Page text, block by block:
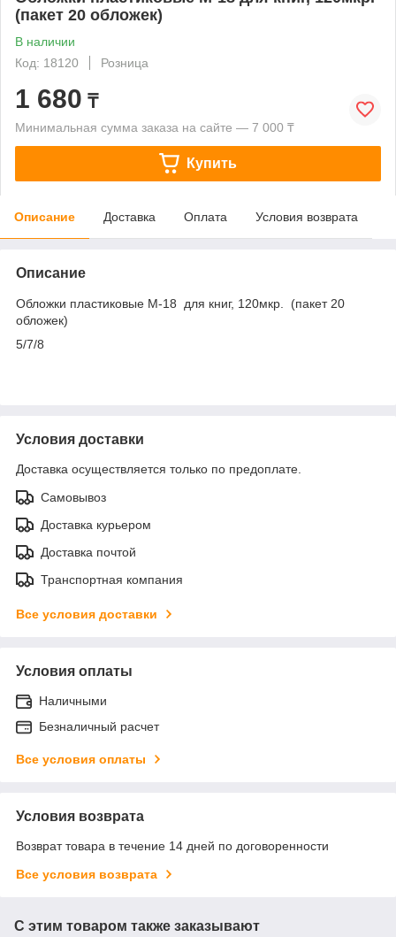
(пакет 20 обложек)
В наличии
Код: 18120
Розница
1 680 ₸
Минимальная сумма заказа на сайте — 7 000 ₸
Купить
Описание Доставка Оплата Условия возврата
Описание
Обложки пластиковые M-18 для книг, 120мкр. (пакет 20
обложек)
5/7/8
Условия доставки
Доставка осуществляется только по предоплате.
Самовывоз
Доставка курьером
Доставка почтой
Транспортная компания
Все условия доставки
Условия оплаты
Наличными
Безналичный расчет
Все условия оплаты
Условия возврата
Возврат товара в течение 14 дней по договоренности
Все условия возврата
С этим товаром также заказывают